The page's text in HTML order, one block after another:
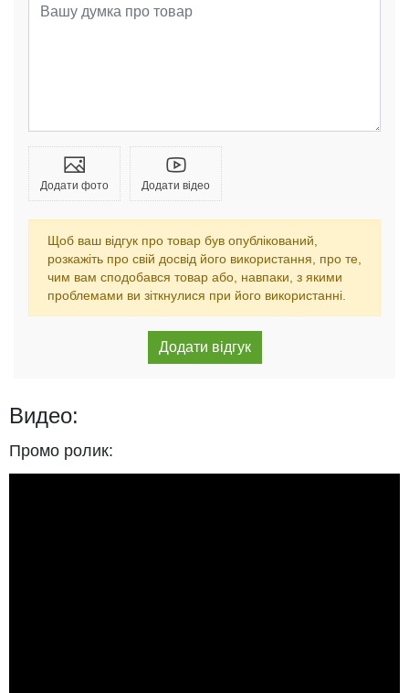
Додати фото Додати відео
Щоб ваш відгук про товар був опублікований,
розкажіть про свій досвід його використання, про те,
чим вам сподобався товар або, навпаки, з якими
проблемами ви зіткнулися при його використанні.
Видео:
Промо ролик: